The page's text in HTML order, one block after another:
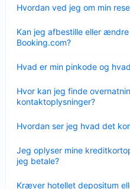
Hvordan ved jeg om min
Kan jeg afbestille eller
Booking.com?
Hvad er min pinkode og
Hvor kan jeg finde
kontaktoplysninger?
Hvordan ser jeg hvad det
Jeg oplyser mine
jeg betale?
Kræver hotellet depositum